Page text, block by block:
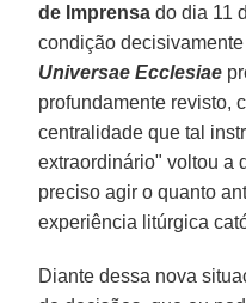
de Imprensa do dia 11
condição
Universae Ecclesiae
profundamente revisto,
centralidade que tal
extraordinário" voltou a
preciso agir o quanto
experiência litúrgica
Diante dessa nova